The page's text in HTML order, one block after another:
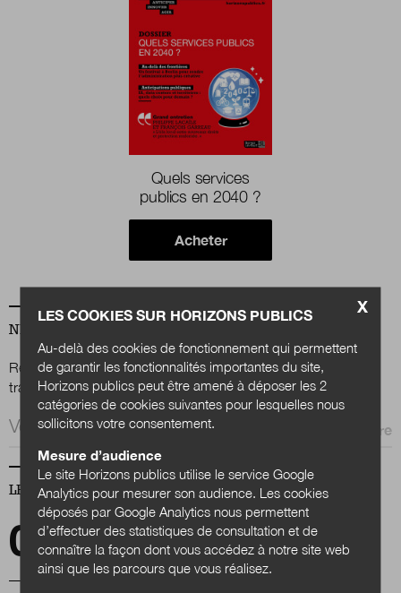
sur Twitter
Quels services
publics en 2040 ?
Acheter
NEWSLETTER
Renseignez votre email afin de suivre l'actualité de la
transformation publique.
Email *
LES PLUS LUS
Innover avec les hospitaliers
X
LES COOKIES SUR HORIZONS PUBLICS
Au-delà des cookies de fonctionnement qui permettent
de garantir les fonctionnalités importantes du site,
Horizons publics peut être amené à déposer les 2
catégories de cookies suivantes pour lesquelles nous
sollicitons votre consentement.
Mesure d’audience
Le site Horizons publics utilise le service Google
Analytics pour mesurer son audience. Les cookies
déposés par Google Analytics nous permettent
d’effectuer des statistiques de consultation et de
connaître la façon dont vous accédez à notre site web
ainsi que les parcours que vous réalisez.